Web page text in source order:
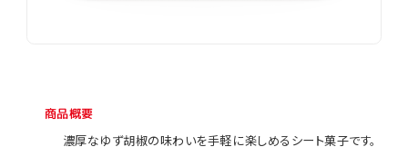
商品概要
濃厚なゆず胡椒の味わいを手軽に楽しめるシート菓子です。